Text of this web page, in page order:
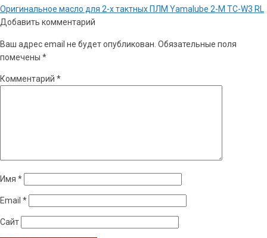
Навигация
по
Предыдущая
запись:
Оригинальное масло для 2-х тактных ПЛМ Yamalube 2-M TC-W3 RL
Добавить комментарий
Ваш адрес email не будет опубликован. Обязательные поля
помечены *
Комментарий *
Имя *
Email *
Сайт